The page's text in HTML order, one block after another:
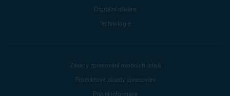
Digitální důvěra
Technologie
Zásady zpracování osobních údajů
Produktové zásady zpracování
Právní informace